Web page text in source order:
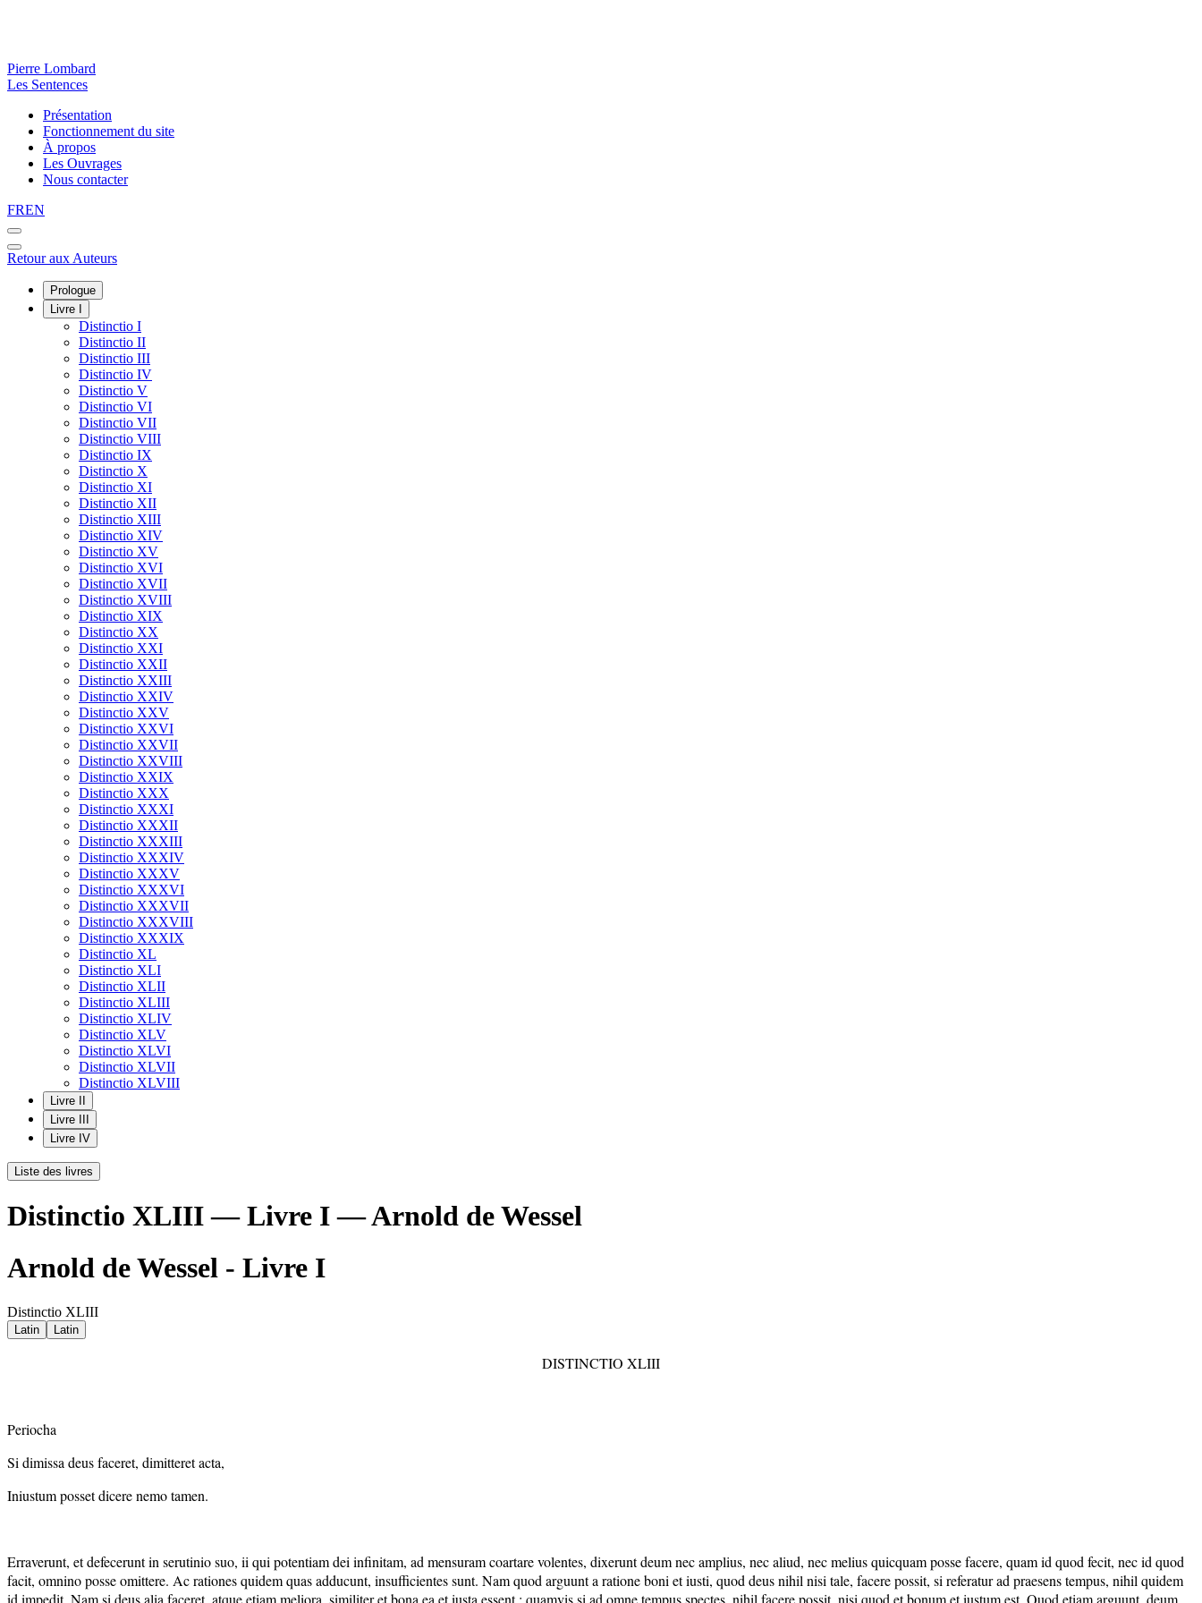
Pierre Lombard
Les Sentences
Présentation
Fonctionnement du site
À propos
Les Ouvrages
Nous contacter
FREN
Retour aux Auteurs
Prologue
Livre I
Distinctio I
Distinctio II
Distinctio III
Distinctio IV
Distinctio V
Distinctio VI
Distinctio VII
Distinctio VIII
Distinctio IX
Distinctio X
Distinctio XI
Distinctio XII
Distinctio XIII
Distinctio XIV
Distinctio XV
Distinctio XVI
Distinctio XVII
Distinctio XVIII
Distinctio XIX
Distinctio XX
Distinctio XXI
Distinctio XXII
Distinctio XXIII
Distinctio XXIV
Distinctio XXV
Distinctio XXVI
Distinctio XXVII
Distinctio XXVIII
Distinctio XXIX
Distinctio XXX
Distinctio XXXI
Distinctio XXXII
Distinctio XXXIII
Distinctio XXXIV
Distinctio XXXV
Distinctio XXXVI
Distinctio XXXVII
Distinctio XXXVIII
Distinctio XXXIX
Distinctio XL
Distinctio XLI
Distinctio XLII
Distinctio XLIII
Distinctio XLIV
Distinctio XLV
Distinctio XLVI
Distinctio XLVII
Distinctio XLVIII
Livre II
Livre III
Livre IV
Liste des livres
Distinctio XLIII — Livre I — Arnold de Wessel
Arnold de Wessel - Livre I
Distinctio XLIII
Latin Latin
DISTINCTIO XLIII
Periocha
Si dimissa deus faceret, dimitteret acta,
Iniustum posset dicere nemo tamen.
Erraverunt, et defecerunt in serutinio suo, ii qui potentiam dei infinitam, ad mensuram coartare volentes, dixerunt deum nec amplius, nec aliud, nec melius quicquam posse facere, quam id quod fecit, nec id quod
facit, omnino posse omittere. Ac rationes quidem quas adducunt, insufficientes sunt. Nam quod arguunt a ratione boni et iusti, quod deus nihil nisi tale, facere possit, si referatur ad praesens tempus, nihil quidem
id impedit. Nam si deus alia faceret, atque etiam meliora, similiter et bona ea et iusta essent : quamvis si ad omne tempus spectes, nihil facere possit, nisi quod et bonum et iustum est. Quod etiam arguunt, deum